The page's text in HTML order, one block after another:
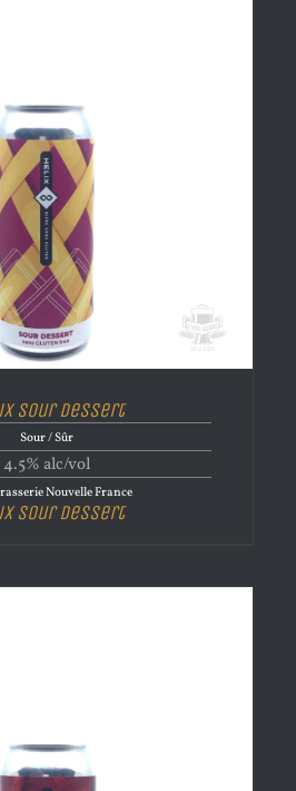
Sour Dessert
Sour / Sûr
4.5% alc/vol
Nouvelle France
Sour Dessert